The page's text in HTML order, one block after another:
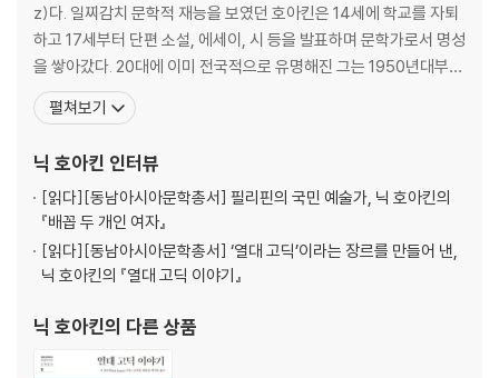
z)다. 일찌감치 문학적 재능을 보였던 호아킨은 14세에 학교를 자퇴
하고 17세부터 단편 소설, 에세이, 시 등을 발표하며 문학가로서 명성
을 쌓아갔다. 20대에 이미 전국적으로 유명해진 그는 1950년대부터
언론인으로도 일했다. 1940년대부터 1960년대 중반, 즉 20~40대
에 발표한 작품들로 호아킨은 ‘이야기꾼으로서 정점에 이르렀다’라는
려낸 자신의 문학 세계를
펼쳐보기
닉 호아킨 인터뷰
[읽다] [동남아시아문학총서] 필리핀의 국민 예술가, 닉 호아킨의
『배꼽 두 개인 여자』
[읽다] [동남아시아문학총서] ‘열대 고딕’이라는 장르를 만들어 낸,
닉 호아킨의 『열대 고딕 이야기』
닉 호아킨의 다른 상품